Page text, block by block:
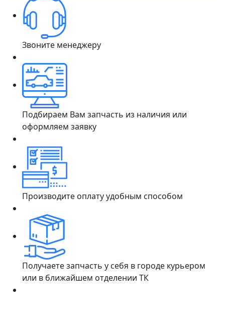
Звоните менеджеру
Подбираем Вам запчасть из наличия или
оформляем заявку
Производите оплату удобным способом
Получаете запчасть у себя в городе курьером
или в ближайшем отделении ТК